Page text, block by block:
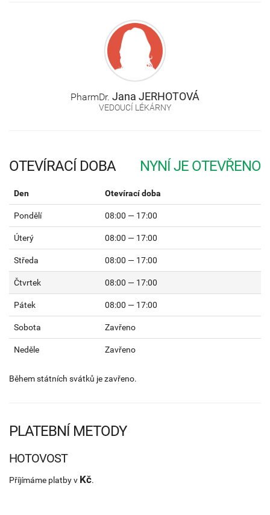
PharmDr. Jana JERHOTOVÁ
VEDOUCÍ LÉKÁRNY
OTEVÍRACÍ DOBA
Den Otevírací doba
Pondělí 08:00 — 17:00
Úterý 08:00 — 17:00
Středa 08:00 — 17:00
Čtvrtek 08:00 — 17:00
Pátek 08:00 — 17:00
Sobota Zavřeno
Neděle Zavřeno
Během státních svátků je zavřeno.
PLATEBNÍ METODY
HOTOVOST
Příjímáme platby v Kč.